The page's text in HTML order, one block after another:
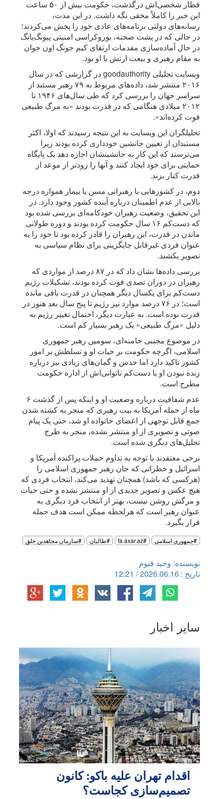
قطار شخصی‌اش درگذشت، حکومت بیش از ۵۰ ساعت
این خبر را کاملاً مخفی نگه داشت. در این مدت،
رسانه‌های دولتی برنامه‌های عادی خود را پخش می‌کردند؛
در حالی که در پشت صحنه، بوروکراسی امنیتی پیونگ‌یانگ
در حال آماده‌سازی مقدمات ارتقای کیم جونگ اون جوان
به مقام رهبری و بیعت ارتش با او بود.
وبسایت تحلیلی goodauthority در گزارشی که در سال
۲۰۱۶ منتشر شد، داده‌های مربوط به ۷۹ رهبر مستبد از
سراسر جهان را بررسی کرد که طی سال‌های ۱۹۴۶ تا
۲۰۱۲ میلادی هنگامی که در قدرت بودند «به مرگ طبیعی
فوت کرده‌اند».
تحلیلگران این وبسایت به این نتیجه رسیدند که اولا، اکثر
مستبدان از تعیین جانشین خودداری کرده بودند زیرا
می‌ترسند که این کار به جانشینشان اجازه دهد یک پایگاه
حمایتی برای خود ایجاد کنند و آنها را زودتر از موعد از
قدرت کنار بزند.
دوم، در کشورهایی با رهبرانی مسن یا بیمار همواره درجه
بالایی از عدم اطمینان درباره آینده کشور وجود دارد. در
این تحقیق، وضعیت رهبران خودکامه‌ای بررسی شده بود
که دست‌کم ۱۶ سال حکومت کرده بودند و دوره طولانی
ماندن در قدرت، این رهبران را قادر کرده بود تا خود را به
عنوان فردی غیرقابل جایگزینی برای نظام سیاسی به
تصویر بکشند.
بررسی داده‌ها نشان داد که در ۸۷ درصد از مواردی که
رهبران در دوران تصدی فوت کرده‌ بودند، تشکیلات رژیم
دست‌کم برای یکسال دیگر همچنان در قدرت باقی مانده‌
است؛ در ۷۶ درصد موارد نیز رژیم تا پنج سال بعد هنوز در
قدرت بوده است. به عبارت دیگر، احتمال تغییر رژیم به
دلیل «مرگ طبیعی» یک رهبر بسیار کم است.
در موضوع مجتبی خامنه‌ای، سومین رهبر جمهوری
اسلامی، اگرچه حکومت بر حیات او و تسلطش بر امور
کشور تاکید دارد اما حدس و گمان‌های زیادی نیز درباره
زنده نبودن او یا دست‌کم ناتوانی‌اش از اداره حکومت
مطرح است.
عدم شفافیت درباره وضعیت او و اینکه پس از گذشت ۶
ماه از حمله آمریکا به بیت رهبری که منجر به کشته شدن
جمع قابل توجهی از اعضای خانواده او شد، حتی یک پیام
صوتی و تصویری از او منتشر نشده، منجر به طرح
تحلیل‌های دیگری شده است.
برخی معتقدند با توجه به تداوم حملات پراکنده آمریکا و
اسرائیل و خطراتی که جان رهبر جمهوری اسلامی را
(هرکسی که باشد) همچنان تهدید می‌کند، انتخاب فردی که
هیچ عکس و تصویر جدیدی از او منتشر نشده و حتی حیات
و مرگش روشن نیست، بهتر از انتخاب فرد دیگری به
عنوان رهبر است که هرلحظه ممکن است هدف حمله
قرار بگیرد.
#جمهوری اسلامی #fa.axar.az #طالبان #سازمان مجاهدین خلق
نویسنده: وحید قیوم
تاریخ : 2026.06.16 / 12:21
سایر اخبار
اقدام تهران علیه باکو: کانون
تصمیم‌سازی کجاست؟